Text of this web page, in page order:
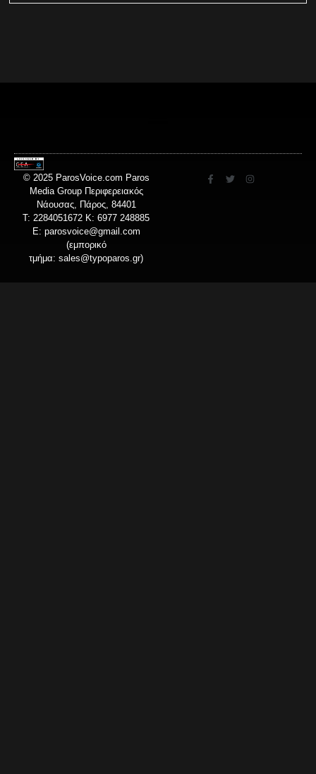
© 2025 ParosVoice.com Paros
Media Group Περιφερειακός
Νάουσας, Πάρος, 84401
T: 2284051672 Κ: 6977 248885
E: parosvoice@gmail.com
(εμπορικό
τμήμα: sales@typoparos.gr)